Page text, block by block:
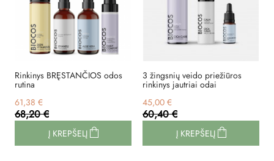
Rinkinys BRĘSTANČIOS odos
rutina
61,38 €
68,20 €
Į KREPŠELĮ
3 žingsnių veido priežiūros
rinkinys jautriai odai
45,00 €
60,40 €
Į KREPŠELĮ